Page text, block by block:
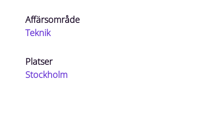
Affärsområde
Teknik
Platser
Stockholm